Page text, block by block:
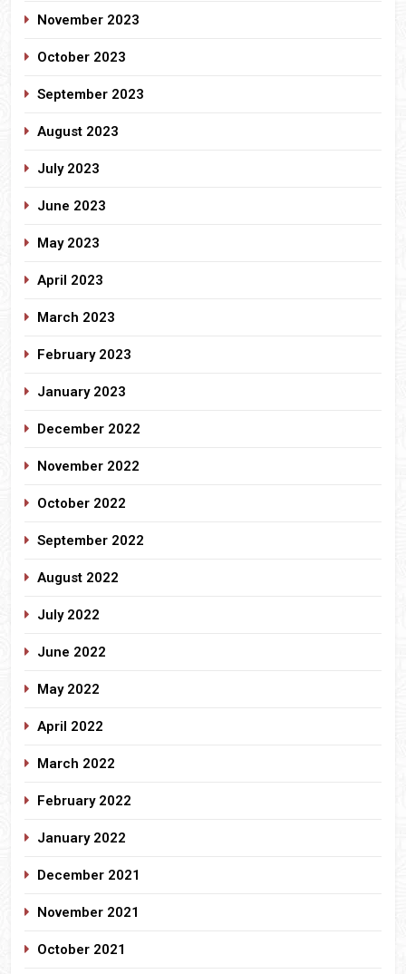
November 2023
October 2023
September 2023
August 2023
July 2023
June 2023
May 2023
April 2023
March 2023
February 2023
January 2023
December 2022
November 2022
October 2022
September 2022
August 2022
July 2022
June 2022
May 2022
April 2022
March 2022
February 2022
January 2022
December 2021
November 2021
October 2021